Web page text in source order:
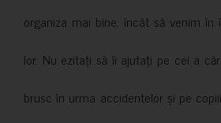
organiza mai bine, încât să venim în
lor. Nu ezitați să îi ajutați pe cei a
brusc în urma accidentelor și pe